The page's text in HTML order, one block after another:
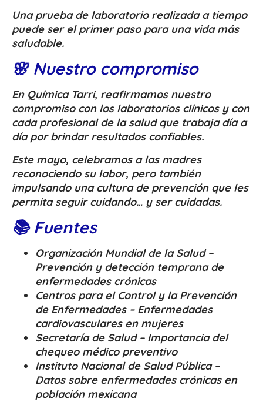
Una prueba de laboratorio realizada a tiempo
puede ser el primer paso para una vida más
saludable.
🌸 Nuestro compromiso
En Química Tarri, reafirmamos nuestro
compromiso con los laboratorios clínicos y con
cada profesional de la salud que trabaja día a
día por brindar resultados confiables.
Este mayo, celebramos a las madres
reconociendo su labor, pero también
impulsando una cultura de prevención que les
permita seguir cuidando… y ser cuidadas.
📚 Fuentes
Organización Mundial de la Salud –
Prevención y detección temprana de
enfermedades crónicas
Centros para el Control y la Prevención
de Enfermedades – Enfermedades
cardiovasculares en mujeres
Secretaría de Salud – Importancia del
chequeo médico preventivo
Instituto Nacional de Salud Pública –
Datos sobre enfermedades crónicas en
población mexicana